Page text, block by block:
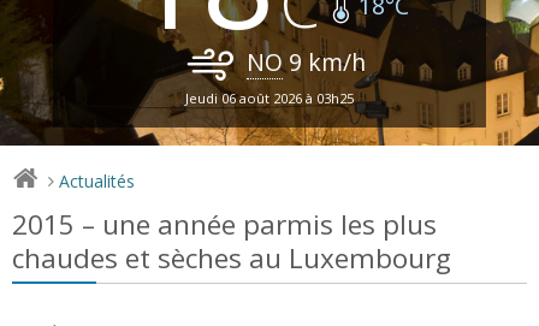
NO9 km/h
Jeudi 06 août 2026 à 03h25
> Actualités
2015 – une année parmis les plus
chaudes et sèches au Luxembourg